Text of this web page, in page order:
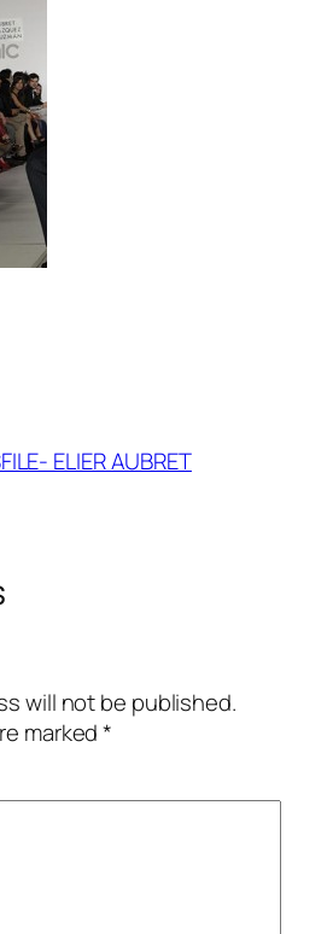
ELIER AUBRET
will not be published.
marked*